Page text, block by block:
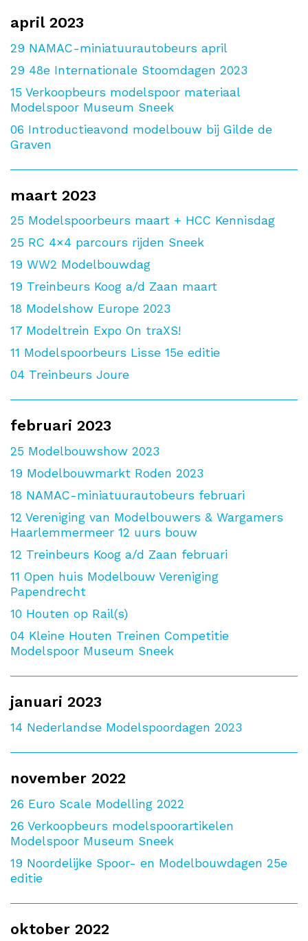
april 2023
29 NAMAC-miniatuurautobeurs april
29 48e Internationale Stoomdagen 2023
15 Verkoopbeurs modelspoor materiaal
Modelspoor Museum Sneek
06 Introductieavond modelbouw bij Gilde de
Graven
maart 2023
25 Modelspoorbeurs maart + HCC Kennisdag
25 RC 4×4 parcours rijden Sneek
19 WW2 Modelbouwdag
19 Treinbeurs Koog a/d Zaan maart
18 Modelshow Europe 2023
17 Modeltrein Expo On traXS!
11 Modelspoorbeurs Lisse 15e editie
04 Treinbeurs Joure
februari 2023
25 Modelbouwshow 2023
19 Modelbouwmarkt Roden 2023
18 NAMAC-miniatuurautobeurs februari
12 Vereniging van Modelbouwers & Wargamers
Haarlemmermeer 12 uurs bouw
12 Treinbeurs Koog a/d Zaan februari
11 Open huis Modelbouw Vereniging
Papendrecht
10 Houten op Rail(s)
04 Kleine Houten Treinen Competitie
Modelspoor Museum Sneek
januari 2023
14 Nederlandse Modelspoordagen 2023
november 2022
26 Euro Scale Modelling 2022
26 Verkoopbeurs modelspoorartikelen
Modelspoor Museum Sneek
19 Noordelijke Spoor- en Modelbouwdagen 25e
editie
oktober 2022